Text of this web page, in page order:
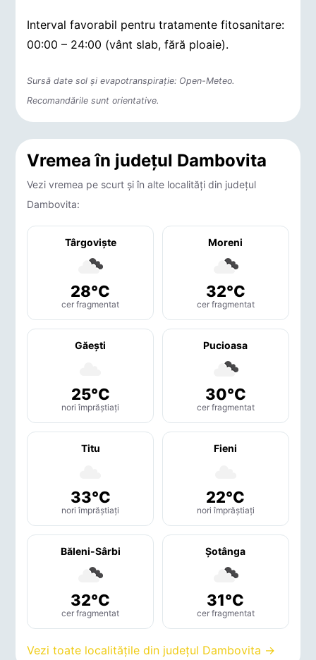
Interval favorabil pentru tratamente fitosanitare:
00:00 – 24:00 (vânt slab, fără ploaie).
Sursă date sol și evapotranspirație: Open-Meteo.
Recomandările sunt orientative.
Vremea în județul Dambovita
Vezi vremea pe scurt și în alte localități din județul
Dambovita:
Târgovişte
28°C
cer fragmentat
Moreni
32°C
cer fragmentat
Găeşti
25°C
nori împrăștiați
Pucioasa
30°C
cer fragmentat
Titu
33°C
nori împrăștiați
Fieni
22°C
nori împrăștiați
Băleni-Sârbi
32°C
cer fragmentat
Şotânga
31°C
cer fragmentat
Vezi toate localitățile din județul Dambovita →